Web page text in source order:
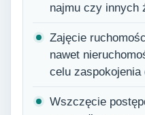
najmu czy innych
Zajęcie
nawet
celu zaspokojenia
Wszczęcie